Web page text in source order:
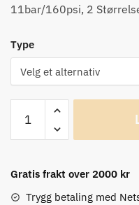
11bar/160psi, 2
Type
Lite
Drive
Håndpumpe
antall
Gratis frakt over 2000 kr
Trygg betaling med